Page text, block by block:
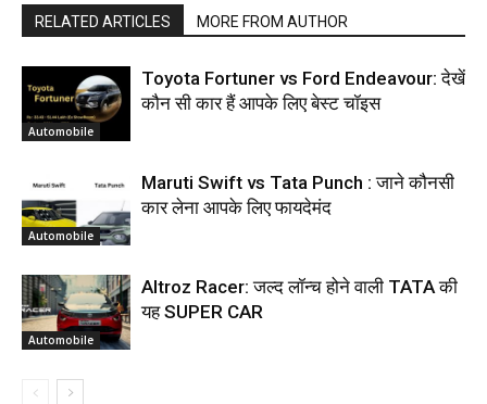
RELATED ARTICLES MORE FROM AUTHOR
Automobile
Toyota Fortuner vs Ford Endeavour: देखें
कौन सी कार हैं आपके लिए बेस्ट चॉइस
Automobile
Maruti Swift vs Tata Punch : जाने कौनसी
कार लेना आपके लिए फायदेमंद
Automobile
Altroz Racer: जल्द लॉन्च होने वाली TATA की
यह SUPER CAR